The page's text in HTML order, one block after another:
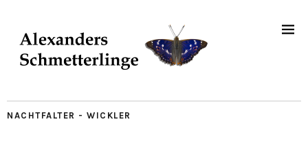
NACHTFALTER - WICKLER